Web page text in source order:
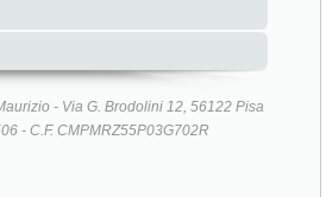
- Via G. Brodolini 12, 56122 Pisa
- C.F. CMPMRZ55P03G702R